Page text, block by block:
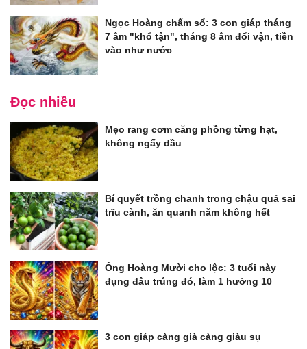
Ngọc Hoàng chấm sổ: 3 con giáp tháng
7 âm "khổ tận", tháng 8 âm đổi vận, tiền
vào như nước
Đọc nhiều
Mẹo rang cơm căng phồng từng hạt,
không ngấy dầu
Bí quyết trồng chanh trong chậu quả sai
trĩu cành, ăn quanh năm không hết
Ông Hoàng Mười cho lộc: 3 tuổi này
đụng đâu trúng đó, làm 1 hưởng 10
3 con giáp càng già càng giàu sụ